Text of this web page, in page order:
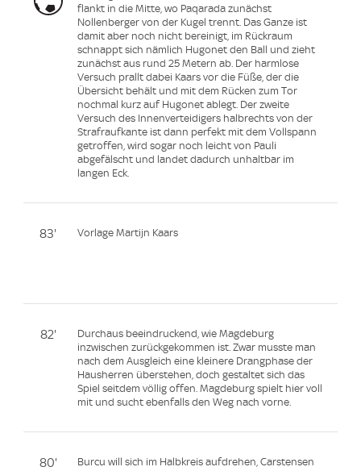
flankt in die Mitte, wo Paqarada zunächst
Nollenberger von der Kugel trennt. Das Ganze ist
damit aber noch nicht bereinigt, im Rückraum
schnappt sich nämlich Hugonet den Ball und zieht
zunächst aus rund 25 Metern ab. Der harmlose
Versuch prallt dabei Kaars vor die Füße, der die
Übersicht behält und mit dem Rücken zum Tor
nochmal kurz auf Hugonet ablegt. Der zweite
Versuch des Innenverteidigers halbrechts von der
Strafraufkante ist dann perfekt mit dem Vollspann
getroffen, wird sogar noch leicht von Pauli
abgefälscht und landet dadurch unhaltbar im
langen Eck.
83' Vorlage Martijn Kaars
82'
Durchaus beeindruckend, wie Magdeburg
inzwischen zurückgekommen ist. Zwar musste man
nach dem Ausgleich eine kleinere Drangphase der
Hausherren überstehen, doch gestaltet sich das
Spiel seitdem völlig offen. Magdeburg spielt hier voll
mit und sucht ebenfalls den Weg nach vorne.
80'
Burcu will sich im Halbkreis aufdrehen, Carstensen